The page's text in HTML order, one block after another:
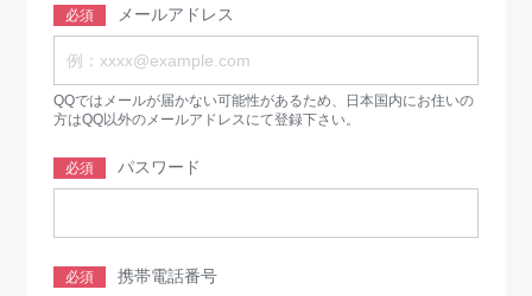
必須 メールアドレス
QQではメールが届かない可能性があるため、日本国内にお住いの
方はQQ以外のメールアドレスにて登録下さい。
必須 パスワード
必須 携帯電話番号